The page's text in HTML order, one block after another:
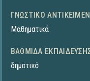
ΓΝΩΣΤΙΚΌ
Μαθηματικά
ΒΑΘΜΊΔΑ
δημοτικό